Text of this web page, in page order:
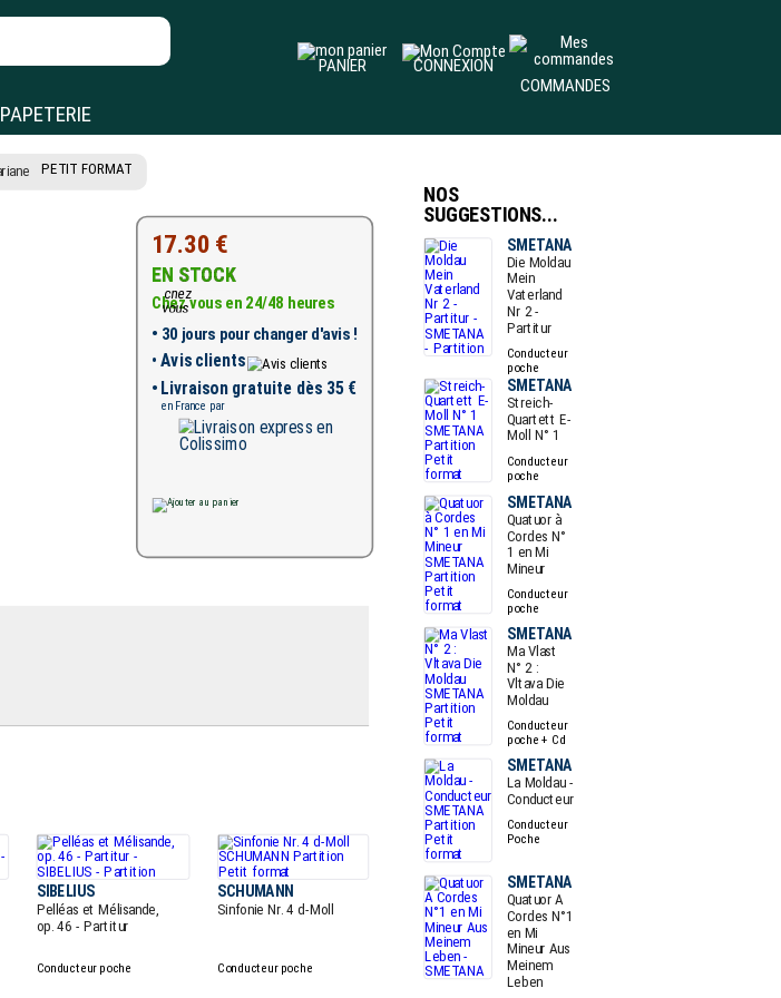
PAPETERIE
PANIER
CONNEXION
COMMANDES
PETIT FORMAT
17.30 €
EN STOCK
Chez vous en 24/48 heures
• 30 jours pour changer d'avis !
• Avis clients
• Livraison gratuite dès 35 €
en France par
SIBELIUS SCHUMANN
Pelléas et Mélisande,
op. 46 - Partitur
Sinfonie Nr. 4 d-Moll
Conducteur poche Conducteur poche
NOS
SUGGESTIONS...
SMETANA
Die Moldau
Mein
Vaterland
Nr 2 -
Partitur
Conducteur
poche
SMETANA
Streich-
Quartett E-
Moll N° 1
Conducteur
poche
SMETANA
Quatuor à
Cordes N°
1 en Mi
Mineur
Conducteur
poche
SMETANA
Ma Vlast
N° 2 :
Vltava Die
Moldau
Conducteur
poche + Cd
SMETANA
La Moldau -
Conducteur
Conducteur
Poche
SMETANA
Quatuor A
Cordes N°1
en Mi
Mineur Aus
Meinem
Leben